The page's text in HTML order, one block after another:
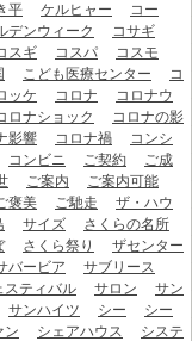
平 ケルヒャー
コー
デンウィーク
コサギ
スギ コスパ
コスモ
こども医療センター
コ
ッケ コロナ
コロナウ
ロナショック
コロナの影
影響 コロナ禍
コンシ
コンビニ ご契約
ご成
ご案内
ご案内可能
褒美 ご馳走
ザ・ハウ
サイズ
さくらの名所
さくら祭り
ザセンター
バービア
サブリース
スティバル
サロン
サン
サンハイツ シー
シー
ン
シェアハウス
システ